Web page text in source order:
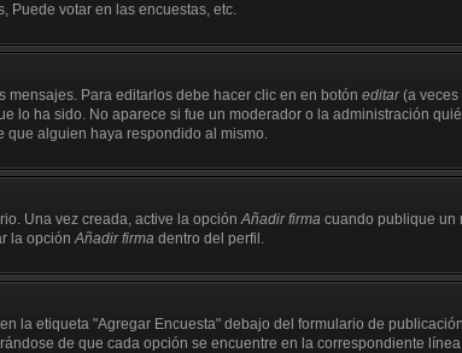
Puede votar en las encuestas, etc.
Para editarlos debe hacer clic en en botón editar(a veces
lo ha sido. No aparece si fue un moderador o la administración
que alguien haya respondido al mismo.
Una vez creada, active la opciónAñadir firma cuando publique un
la opciónAñadir firma dentro del perfil.
la etiqueta "Agregar Encuesta" debajo del formulario de
de que cada opción se encuentre en la correspondiente